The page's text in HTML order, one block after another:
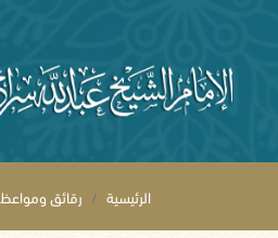
الرئيسية رقائق ومواعظ